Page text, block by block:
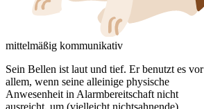
mittelmäßig kommunikativ
Sein Bellen ist laut und tief. Er benutzt es vor
allem, wenn seine alleinige physische
Anwesenheit in Alarmbereitschaft nicht